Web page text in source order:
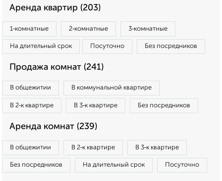
Аренда квартир (203)
1‑комнатные 2‑комнатные 3‑комнатные
На длительный срок Посуточно Без посредников
Продажа комнат (241)
В общежитии В коммунальной квартире
В 2‑к квартире В 3‑к квартире Без посредников
Аренда комнат (239)
В общежитии В 2‑к квартире В 3‑к квартире
Без посредников На длительный срок Посуточно